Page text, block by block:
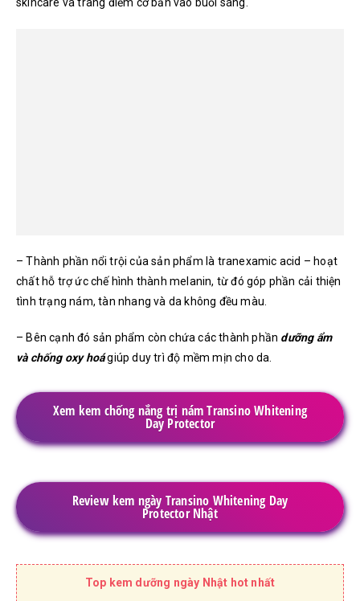
– Thành phần nổi trội của sản phẩm là tranexamic acid – hoạt
chất hỗ trợ ức chế hình thành melanin, từ đó góp phần cải thiện
tình trạng nám, tàn nhang và da không đều màu.
– Bên cạnh đó sản phẩm còn chứa các thành phần dưỡng ẩm
và chống oxy hoágiúp duy trì độ mềm mịn cho da.
Xem kem chống nắng trị nám Transino Whitening
Day Protector
Review kem ngày Transino Whitening Day
Protector Nhật
Top kem dưỡng ngày Nhật hot nhất